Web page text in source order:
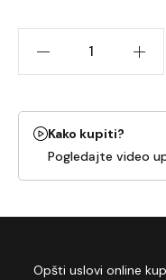
Kako kupiti?
Pogledajte video
Opšti uslovi online